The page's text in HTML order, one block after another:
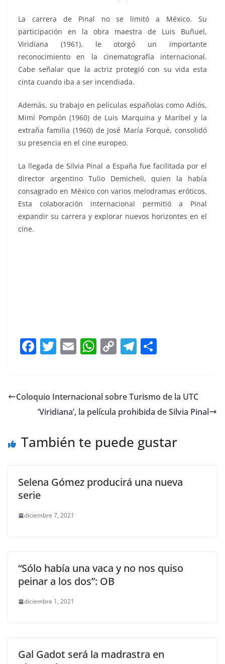
La carrera de Pinal no se limitó a México. Su
participación en la obra maestra de Luis Buñuel,
Viridiana (1961), le otorgó un importante
reconocimiento en la cinematografía internacional.
Cabe señalar que la actriz protegió con su vida esta
cinta cuando iba a ser incendiada.
Además, su trabajo en películas españolas como Adiós,
Mimí Pompón (1960) de Luis Marquina y Maribel y la
extraña familia (1960) de José María Forqué, consolidó
su presencia en el cine europeo.
La llegada de Silvia Pinal a España fue facilitada por el
director argentino Tulio Demicheli, quien la había
consagrado en México con varios melodramas eróticos.
Esta colaboración internacional permitió a Pinal
expandir su carrera y explorar nuevos horizontes en el
cine.
F
e
b
o
T
er
E
l
W
s
A
p
C
y
Li
k
T
gr
a
e
Coloquio Internacional sobre Turismo de la UTC
‘Viridiana’, la película prohibida de Silvia Pinal
También te puede gustar
Selena Gómez producirá una nueva
serie
diciembre 7, 2021
“Sólo había una vaca y no nos quiso
peinar a los dos”: OB
diciembre 1, 2021
Gal Gadot será la madrastra en